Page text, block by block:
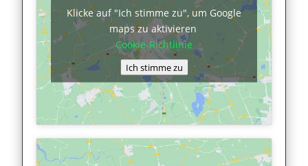
Klicke auf "Ich stimme zu", um Google
maps zu aktivieren
Cookie-Richtlinie
Ich stimme zu